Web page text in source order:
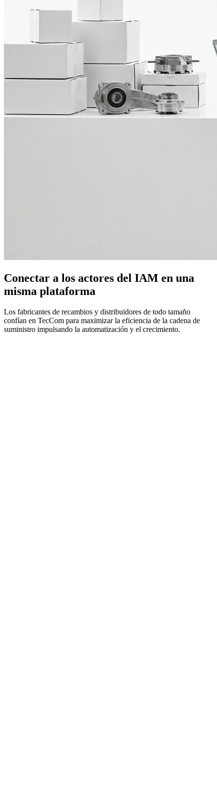
Conectar a los actores del IAM en una
misma plataforma
Los fabricantes de recambios y distribuidores de todo tamaño
confían en TecCom para maximizar la eficiencia de la cadena de
suministro impulsando la automatización y el crecimiento.